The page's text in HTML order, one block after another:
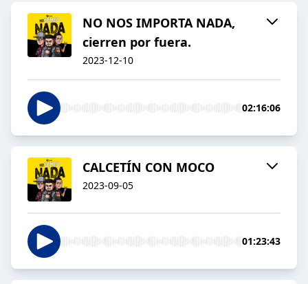
NO NOS IMPORTA NADA,
cierren por fuera.
2023-12-10
02:16:06
CALCETÍN CON MOCO
2023-09-05
01:23:43